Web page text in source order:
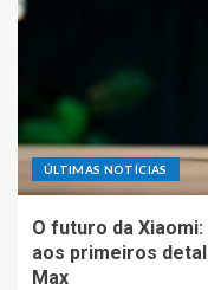
ÚLTIMAS NOTÍCIAS
O futuro da
aos primeiros
Max